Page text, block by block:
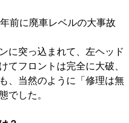
前に廃車レベルの大事故
に突っ込まれて、左ヘッド
てフロントは完全に大破、
、当然のように「修理は無
でした。